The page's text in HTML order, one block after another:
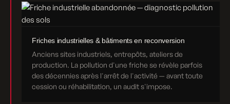
Friches industrielles & bâtiments en reconversion
Anciens sites industriels, entrepôts, ateliers de
production. La pollution d'une friche se révèle parfois
des décennies après l'arrêt de l'activité — avant toute
cession ou réhabilitation, un audit s'impose.